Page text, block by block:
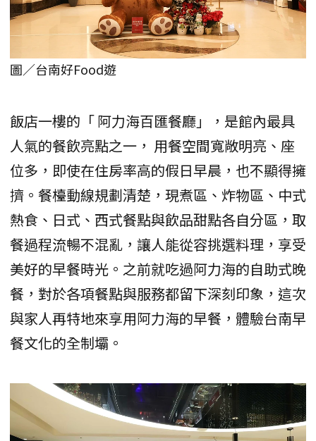
圖／台南好Food遊
飯店一樓的「 阿力海百匯餐廳」，是館內最具
人氣的餐飲亮點之一， 用餐空間寬敞明亮、座
位多，即使在住房率高的假日早晨，也不顯得擁
擠。餐檯動線規劃清楚，現煮區、炸物區、中式
熱食、日式、西式餐點與飲品甜點各自分區，取
餐過程流暢不混亂，讓人能從容挑選料理，享受
美好的早餐時光。之前就吃過阿力海的自助式晚
餐，對於各項餐點與服務都留下深刻印象，這次
與家人再特地來享用阿力海的早餐，體驗台南早
餐文化的全制壩。